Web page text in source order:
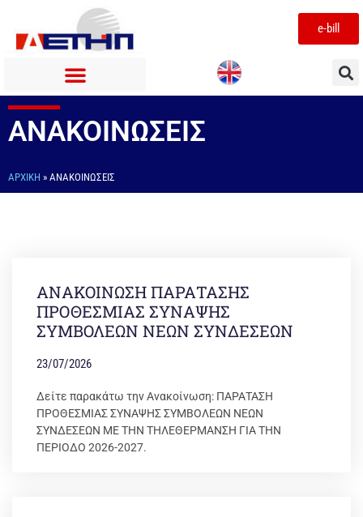
e-bill
ΑΝΑΚΟΙΝΩΣΕΙΣ
ΑΡΧΙΚΉ » ΑΝΑΚΟΙΝΩΣΕΙΣ
ΑΝΑΚΟΙΝΩΣΗ ΠΑΡΑΤΑΣΗΣ
ΠΡΟΘΕΣΜΙΑΣ ΣΥΝΑΨΗΣ
ΣΥΜΒΟΛΕΩΝ ΝΕΩΝ ΣΥΝΔΕΣΕΩΝ
23/07/2026
Δείτε παρακάτω την Ανακοίνωση: ΠΑΡΑΤΑΣΗ
ΠΡΟΘΕΣΜΙΑΣ ΣΥΝΑΨΗΣ ΣΥΜΒΟΛΕΩΝ ΝΕΩΝ
ΣΥΝΔΕΣΕΩΝ ΜΕ ΤΗΝ ΤΗΛΕΘΕΡΜΑΝΣΗ ΓΙΑ ΤΗΝ
ΠΕΡΙΟΔΟ 2026-2027.